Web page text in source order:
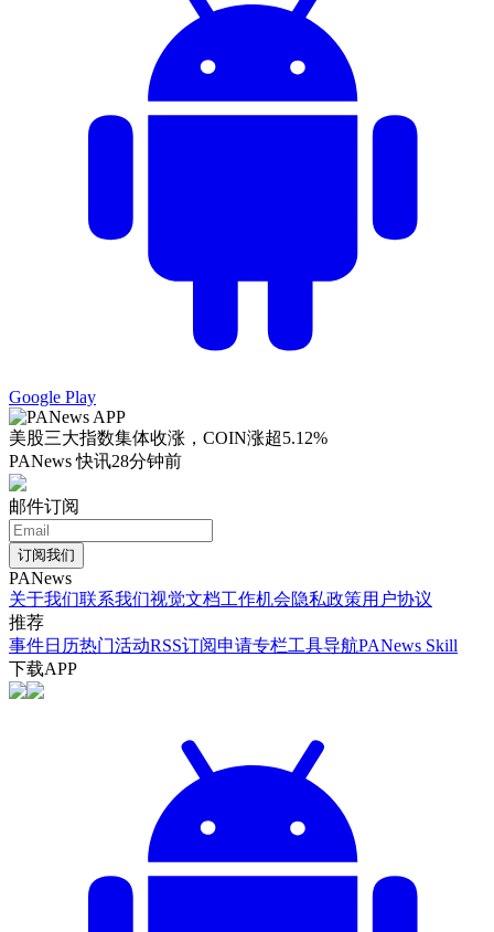
Google Play
美股三大指数集体收涨，COIN涨超5.12%
PANews 快讯28分钟前
邮件订阅
订阅我们
PANews
关于我们联系我们视觉文档工作机会隐私政策用户协议
推荐
事件日历热门活动RSS订阅申请专栏工具导航PANews Skill
下载APP